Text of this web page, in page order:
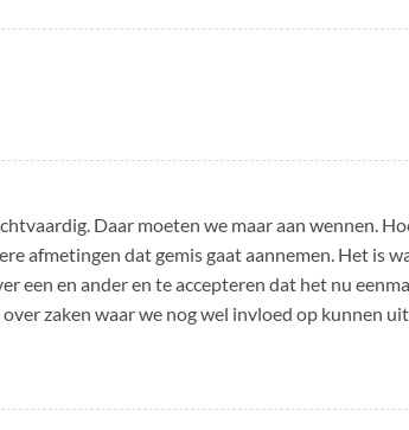
Daar moeten we maar aan wennen.
afmetingen dat gemis gaat aannemen. Het is
een en ander en te accepteren dat het nu
zaken waar we nog wel invloed op kunnen